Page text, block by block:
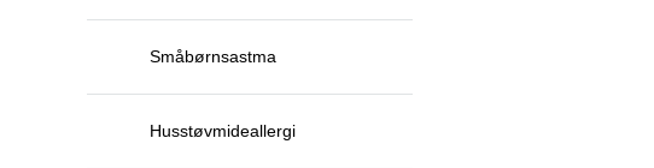
Småbørnsastma
Husstøvmideallergi